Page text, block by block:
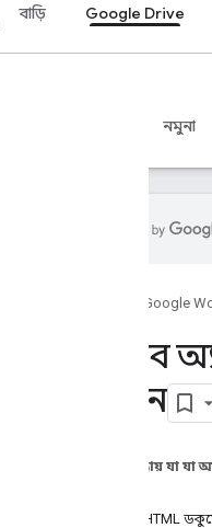
বাড়ি Google Drive
নমুনা
Google
ওয়েব
করুন
এই পৃষ্ঠায় যা যা
একটি HTML